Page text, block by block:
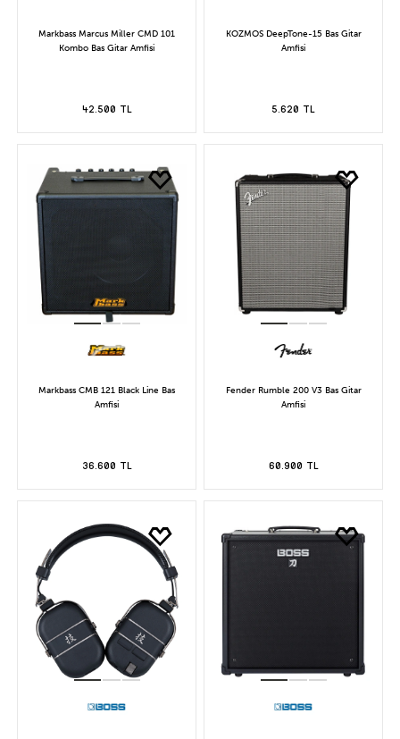
Markbass Marcus Miller CMD 101
Kombo Bas Gitar Amfisi
42.500 TL
KOZMOS DeepTone-15 Bas Gitar
Amfisi
5.620 TL
Markbass CMB 121 Black Line Bas
Amfisi
36.600 TL
Fender Rumble 200 V3 Bas Gitar
Amfisi
60.900 TL